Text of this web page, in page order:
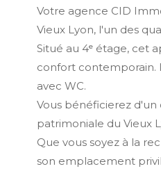
Votre agence CID
Vieux Lyon, l'un des
Situé au 4ᵉ étage, cet
confort contemporain.
avec WC.
Vous bénéficierez
patrimoniale du Vieux
Que vous soyez à la
son emplacement